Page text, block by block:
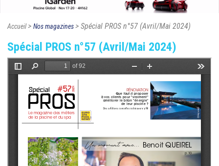
Accueil> Nos magazines> Spécial PROS n°57 (Avril/Mai 2024)
Spécial PROS n°57 (Avril/Mai 2024)